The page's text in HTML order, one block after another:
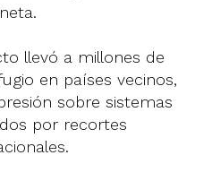
llevó a millones de
en países vecinos,
sobre sistemas
por recortes